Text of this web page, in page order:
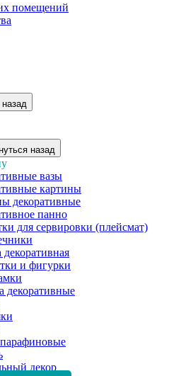
помещений
назад
назад
вазы
картины
декоративные
панно
для сервировки (плейсмат)
декоративная
и фигурки
декоративные
декор